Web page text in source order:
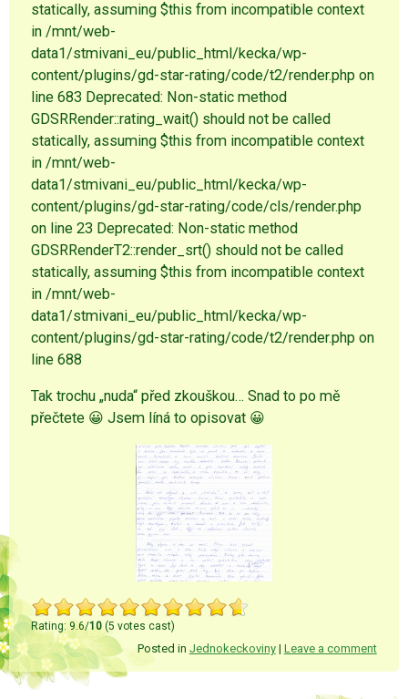
statically, assuming $this from incompatible context
in /mnt/web-
data1/stmivani_eu/public_html/kecka/wp-
content/plugins/gd-star-rating/code/t2/render.php on
line 683 Deprecated: Non-static method
GDSRRender::rating_wait() should not be called
statically, assuming $this from incompatible context
in /mnt/web-
data1/stmivani_eu/public_html/kecka/wp-
content/plugins/gd-star-rating/code/cls/render.php
on line 23 Deprecated: Non-static method
GDSRRenderT2::render_srt() should not be called
statically, assuming $this from incompatible context
in /mnt/web-
data1/stmivani_eu/public_html/kecka/wp-
content/plugins/gd-star-rating/code/t2/render.php on
line 688
Tak trochu „nuda“ před zkouškou… Snad to po mě
přečtete 😀 Jsem líná to opisovat 😀
Rating: 9.6/10 (5 votes cast)
Posted in Jednokeckoviny | Leave a comment